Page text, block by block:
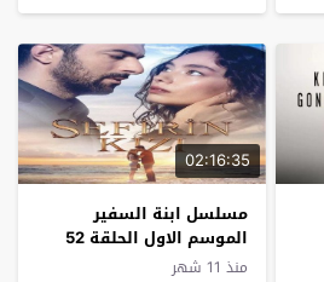
02:16:35
مسلسل ابنة السفير
الموسم الاول الحلقة 52
الاخيرة
منذ 11 شهر